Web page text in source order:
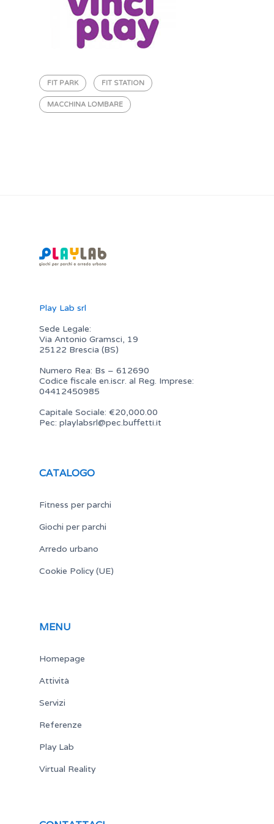
FIT PARK FIT STATION
MACCHINA LOMBARE
Play Lab srl
Sede Legale:
Via Antonio Gramsci, 19
25122 Brescia (BS)
Numero Rea: Bs – 612690
Codice fiscale en.iscr. al Reg. Imprese:
04412450985
Capitale Sociale: €20,000.00
Pec: playlabsrl@pec.buffetti.it
CATALOGO
Fitness per parchi
Giochi per parchi
Arredo urbano
Cookie Policy (UE)
MENU
Homepage
Attività
Servizi
Referenze
Play Lab
Virtual Reality